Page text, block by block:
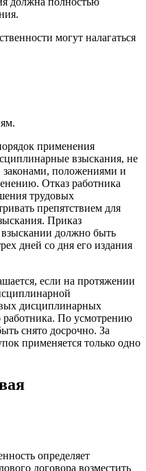
могут налагаться
применения
взыскания, не
положениями и
Отказ работника
трудовых
препятствием для
Приказ
должно быть
дней со дня его издания
если на протяжении
дисциплинарных
По усмотрению
снято досрочно. За
применяется только одно
определяет
договора возместить